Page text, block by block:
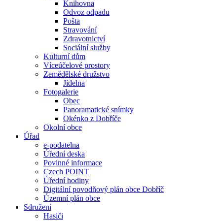
Knihovna
Odvoz odpadu
Pošta
Stravování
Zdravotnictví
Sociální služby
Kulturní dům
Víceúčelové prostory
Zemědělské družstvo
Jídelna
Fotogalerie
Obec
Panoramatické snímky
Okénko z Dobříče
Okolní obce
Úřad
e-podatelna
Úřední deska
Povinné informace
Czech POINT
Úřední hodiny
Digitální povodňový plán obce Dobříč
Územní plán obce
Sdružení
Hasiči